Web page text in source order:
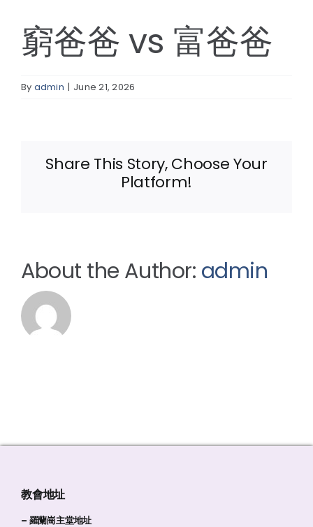
窮爸爸 vs 富爸爸
By admin | June 21, 2026
Share This Story, Choose Your
Platform!
About the Author: admin
教會地址
– 羅蘭崗主堂地址